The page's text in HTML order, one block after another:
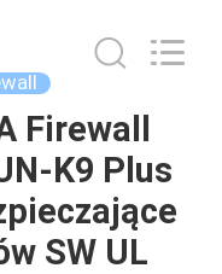
Firewall
K9 Plus
SW UL